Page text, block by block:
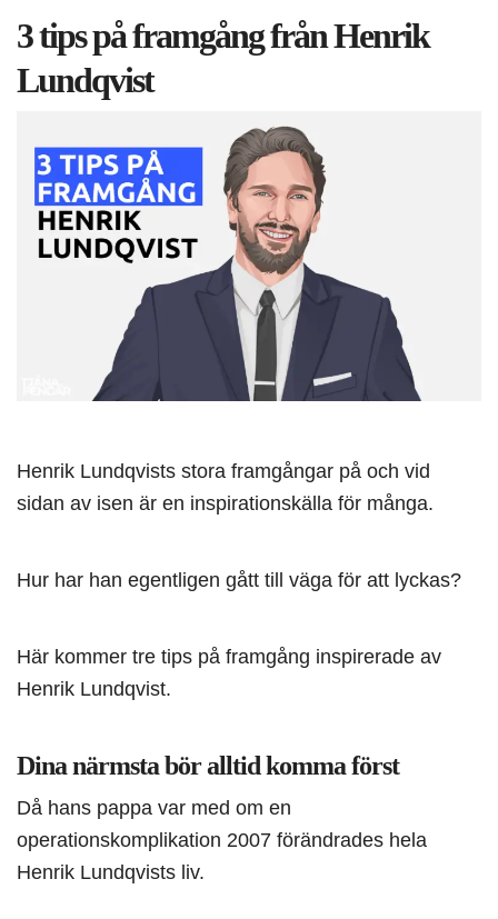
3 tips på framgång från Henrik
Lundqvist
Henrik Lundqvists stora framgångar på och vid
sidan av isen är en inspirationskälla för många.
Hur har han egentligen gått till väga för att lyckas?
Här kommer tre tips på framgång inspirerade av
Henrik Lundqvist.
Dina närmsta bör alltid komma först
Då hans pappa var med om en
operationskomplikation 2007 förändrades hela
Henrik Lundqvists liv.